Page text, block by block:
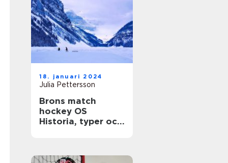
18. januari 2024
Julia Pettersson
Brons match
hockey OS
Historia, typer och